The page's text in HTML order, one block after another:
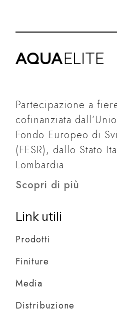
Partecipazione a
cofinanziata
Fondo Europeo di
(FESR), dallo Stato
Lombardia
Scopri di più
Link utili
Prodotti
Finiture
Media
Distribuzione